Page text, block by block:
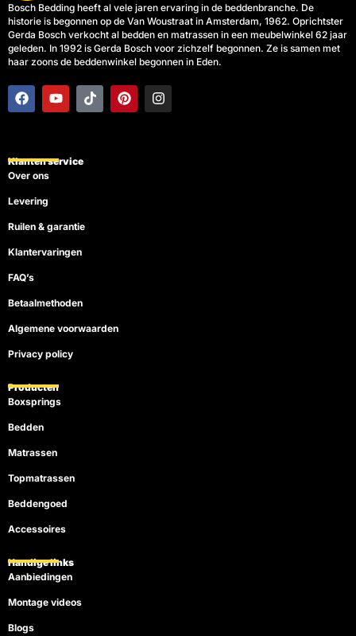
Bosch Bedding heeft al vele jaren ervaring in de beddenbranche. De
historie is begonnen op de Van Woustraat in Amsterdam, 1962. Oprichtster
Gerda Bosch verkocht al bedden en matrassen in een meubelwinkel 62 jaar
geleden. In 1992 is Gerda Bosch voor zichzelf begonnen. Ze is samen met
haar zoons de beddenwinkel begonnen in Eden.
F
a
c
o
o
Y
o
u
b
T
i
k
P
i
n
I
n
s
Klanten service
Over ons
Levering
Ruilen & garantie
Klantervaringen
FAQ’s
Betaalmethoden
Algemene voorwaarden
Privacy policy
Producten
Boxsprings
Bedden
Matrassen
Topmatrassen
Beddengoed
Accessoires
Handige links
Aanbiedingen
Montage videos
Blogs